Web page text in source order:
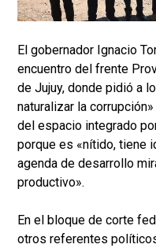
El gobernador Ignacio
encuentro del frente
de Jujuy, donde pidió a
naturalizar la
del espacio integrado
porque es «nítido, tiene
agenda de desarrollo
productivo».
En el bloque de corte
otros referentes